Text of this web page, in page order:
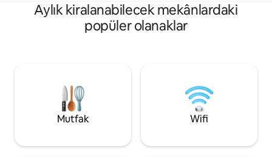
Aylık kiralanabilecek mekânlardaki
popüler olanaklar
Mutfak Wifi